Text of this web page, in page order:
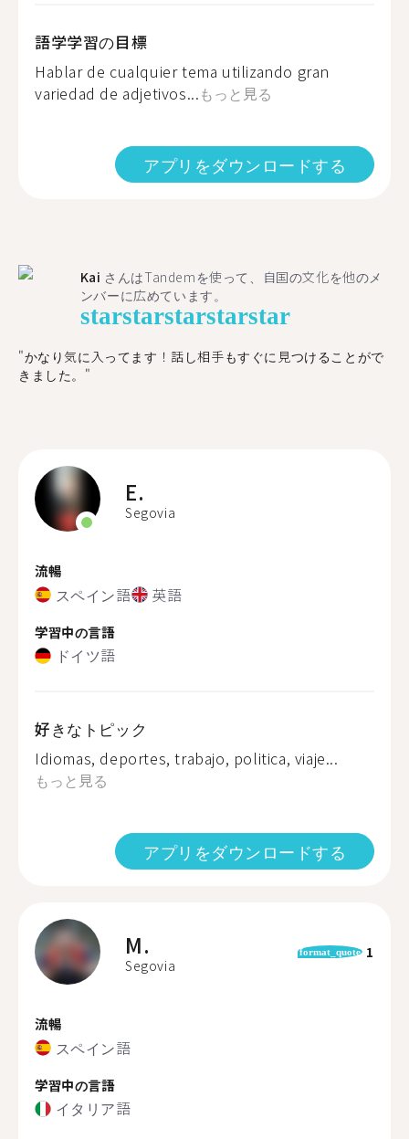
語学学習の目標
Hablar de cualquier tema utilizando gran
variedad de adjetivos...もっと見る
アプリをダウンロードする
Kai さんはTandemを使って、自国の文化を他のメ
ンバーに広めています。
starstarstarstarstar
"かなり気に入ってます！話し相手もすぐに見つけることがで
きました。"
E.
Segovia
流暢
スペイン語 英語
学習中の言語
ドイツ語
好きなトピック
Idiomas, deportes, trabajo, politica, viaje...
もっと見る
アプリをダウンロードする
M.
Segovia
format_quote 1
流暢
スペイン語
学習中の言語
イタリア語